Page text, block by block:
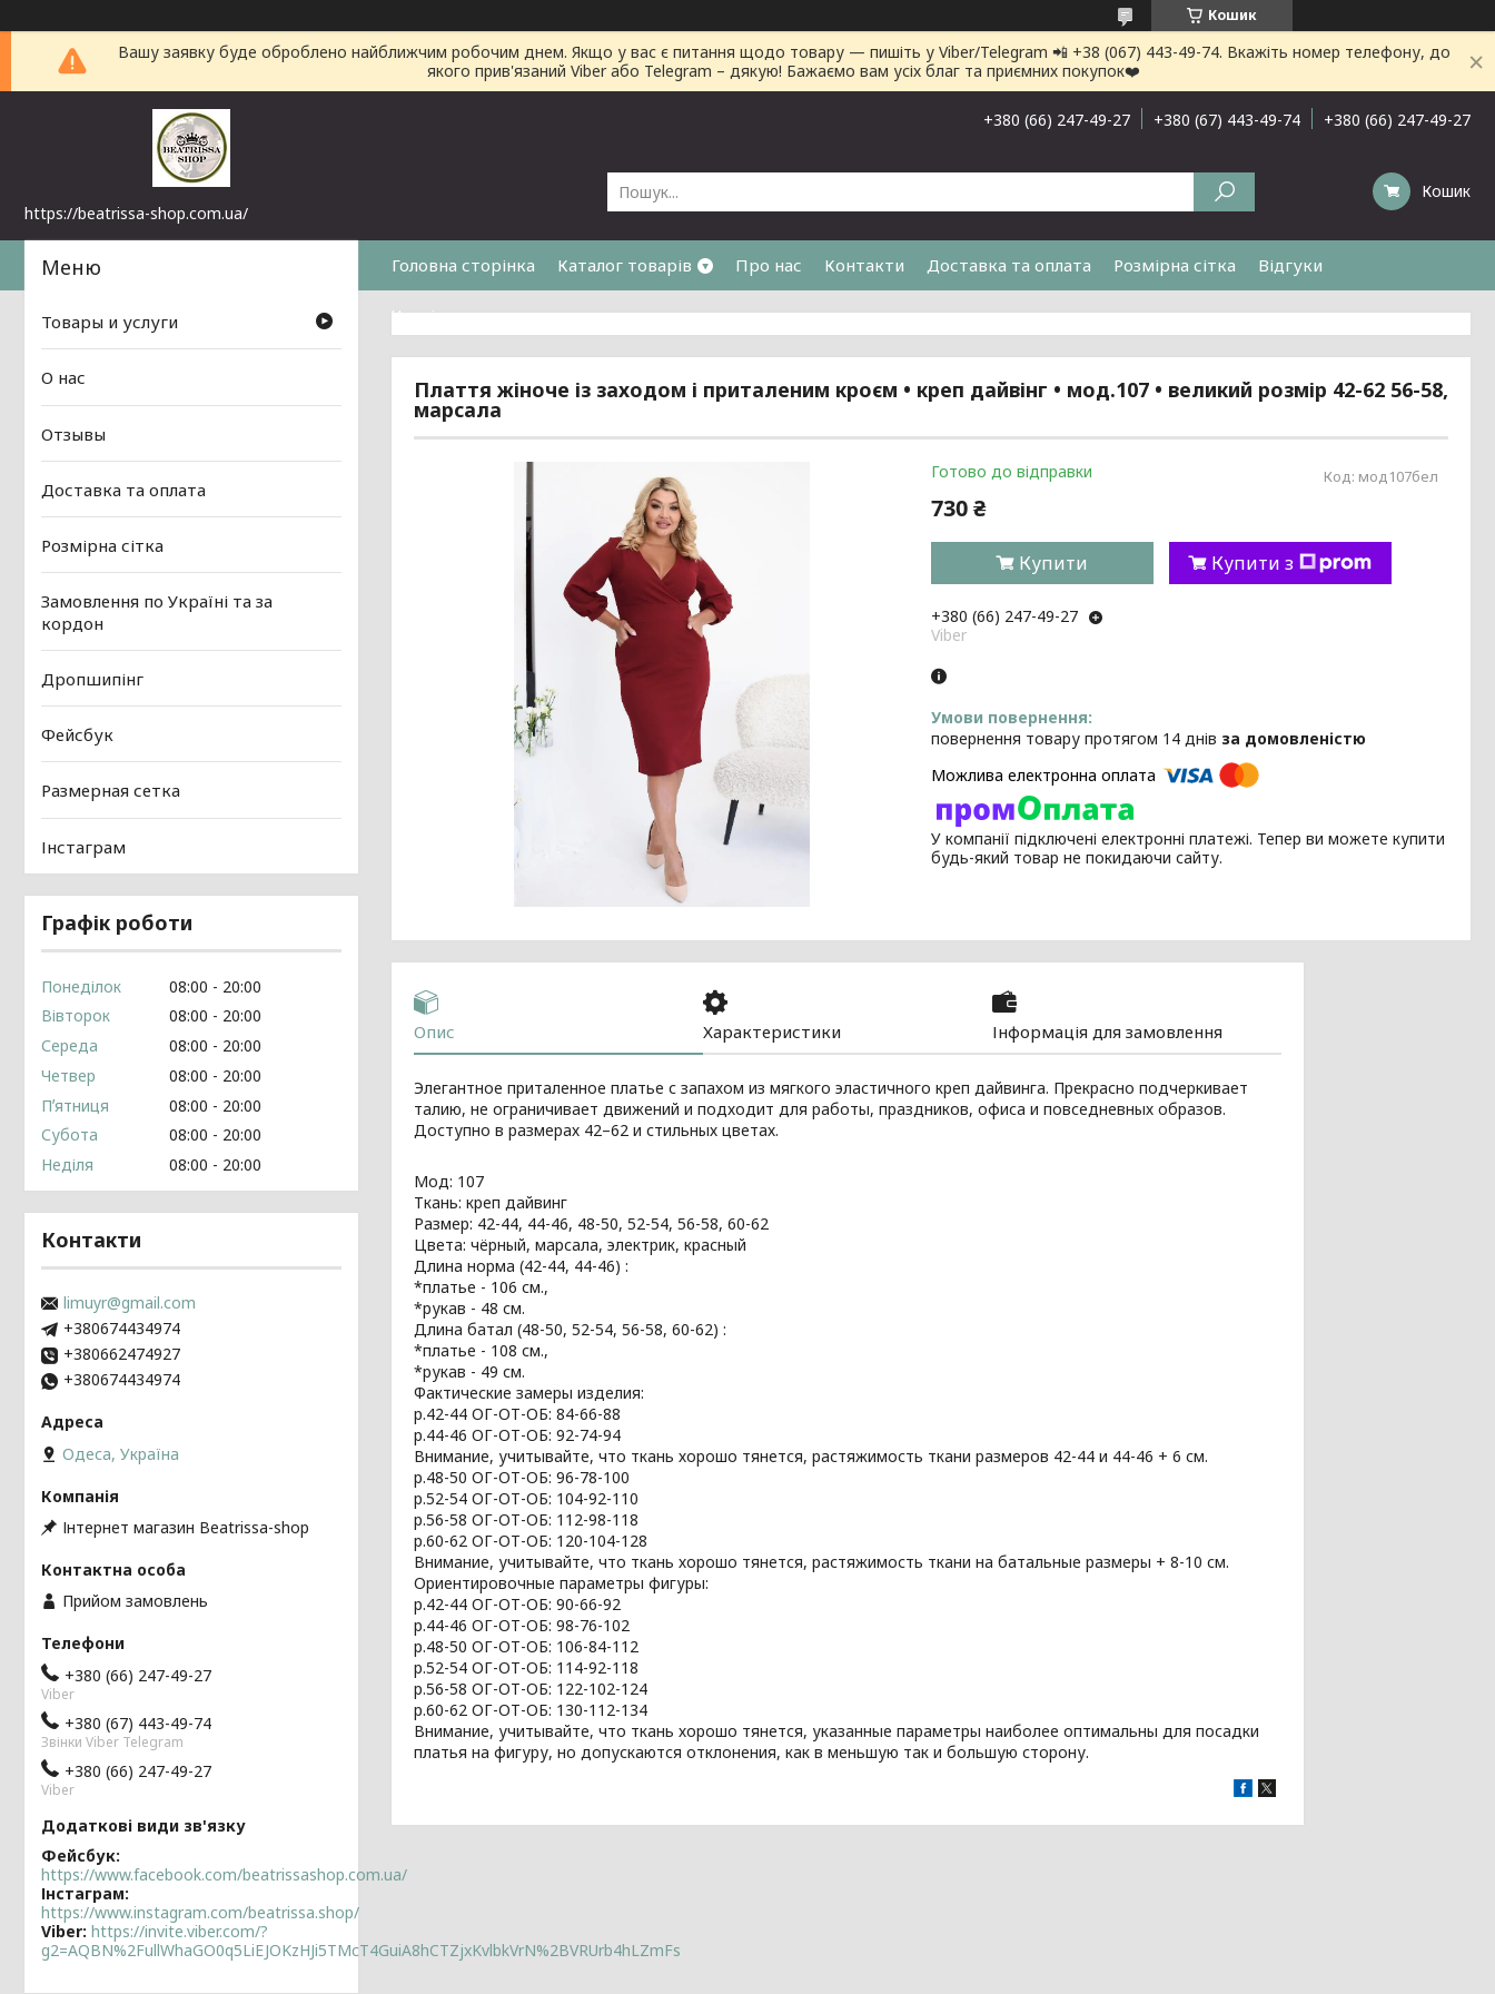
Кошик
Вашу заявку буде оброблено найближчим робочим днем. Якщо у вас є питання щодо товару — пишіть у Viber/Telegram 📲 +38 (067) 443-49-74. Вкажіть номер телефону, до
якого прив'язаний Viber або Telegram – дякую! Бажаємо вам усіх благ та приємних покупок❤️
https://beatrissa-shop.com.ua/
+380 (66) 247-49-27 +380 (67) 443-49-74 +380 (66) 247-49-27
Кошик
Головна сторінка Каталог товарів Про нас Контакти Доставка та оплата Розмірна сітка Відгуки
Часті питання
Плаття жіноче із заходом і приталеним кроєм • креп дайвінг • мод.107 • великий розмір 42-62 56-58,
марсала
Готово до відправки Код: мод107бел
730 ₴
Купити Купити з
+380 (66) 247-49-27
Viber
повернення товару протягом 14 днів за домовленістю
У компанії підключені електронні платежі. Тепер ви можете купити
будь-який товар не покидаючи сайту.
Опис Характеристики Інформація для замовлення
Элегантное приталенное платье с запахом из мягкого эластичного креп дайвинга. Прекрасно подчеркивает
талию, не ограничивает движений и подходит для работы, праздников, офиса и повседневных образов.
Доступно в размерах 42–62 и стильных цветах.
Мод: 107
Ткань: креп дайвинг
Размер: 42-44, 44-46, 48-50, 52-54, 56-58, 60-62
Цвета: чёрный, марсала, электрик, красный
Длина норма (42-44, 44-46) :
*платье - 106 см.,
*рукав - 48 см.
Длина батал (48-50, 52-54, 56-58, 60-62) :
*платье - 108 см.,
*рукав - 49 см.
Фактические замеры изделия:
р.42-44 ОГ-ОТ-ОБ: 84-66-88
р.44-46 ОГ-ОТ-ОБ: 92-74-94
Внимание, учитывайте, что ткань хорошо тянется, растяжимость ткани размеров 42-44 и 44-46 + 6 см.
р.48-50 ОГ-ОТ-ОБ: 96-78-100
р.52-54 ОГ-ОТ-ОБ: 104-92-110
р.56-58 ОГ-ОТ-ОБ: 112-98-118
р.60-62 ОГ-ОТ-ОБ: 120-104-128
Внимание, учитывайте, что ткань хорошо тянется, растяжимость ткани на батальные размеры + 8-10 см.
Ориентировочные параметры фигуры:
р.42-44 ОГ-ОТ-ОБ: 90-66-92
р.44-46 ОГ-ОТ-ОБ: 98-76-102
р.48-50 ОГ-ОТ-ОБ: 106-84-112
р.52-54 ОГ-ОТ-ОБ: 114-92-118
р.56-58 ОГ-ОТ-ОБ: 122-102-124
р.60-62 ОГ-ОТ-ОБ: 130-112-134
Внимание, учитывайте, что ткань хорошо тянется, указанные параметры наиболее оптимальны для посадки
платья на фигуру, но допускаются отклонения, как в меньшую так и большую сторону.
Товары и услуги
О нас
Отзывы
Доставка та оплата
Розмірна сітка
Замовлення по Україні та за
кордон
Дропшипінг
Фейсбук
Размерная сетка
Інстаграм
Графік роботи
Понеділок 08:00
20:00
Вівторок
08:00
20:00
Середа
08:00
20:00
Четвер
08:00
20:00
Пʼятниця
08:00
20:00
Субота
08:00
20:00
Неділя
08:00 20:00
Контакти
limuyr@gmail.com
+380674434974
+380662474927
+380674434974
Одеса, Україна
Інтернет магазин Beatrissa-shop
Прийом замовлень
+380 (66) 247-49-27
Viber
+380 (67) 443-49-74
Звінки Viber Telegram
+380 (66) 247-49-27
Viber
Фейсбук
https://www.facebook.com/beatrissashop.com.ua/
Інстаграм
https://www.instagram.com/beatrissa.shop/
Viber https://invite.viber.com/?
g2=AQBN%2FullWhaGO0q5LiEJOKzHJi5TMcT4GuiA8hCTZjxKvlbkVrN%2BVRUrb4hLZmFs